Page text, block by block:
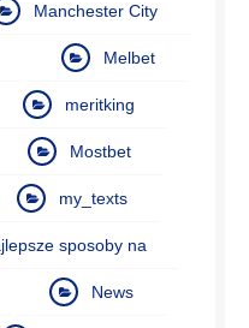
Manchester City
Melbet
meritking
Mostbet
my_texts
sposoby na
News